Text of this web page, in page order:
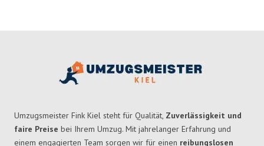
Umzugsmeister Fink Kiel steht für Qualität, Zuverlässigkeit und
faire Preise bei Ihrem Umzug. Mit jahrelanger Erfahrung und
einem engagierten Team sorgen wir für einen reibungslosen